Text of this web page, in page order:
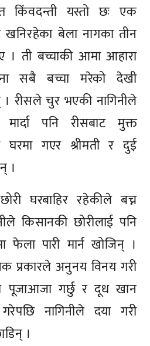
किंवदन्ती यस्तो छः एक
बेला नागका तीन
। ती बच्चाकी आमा आहारा
सबै बच्चा मरेको देखी
रीसले चुर भएकी नागिनीले
पनि रीसबाट मुक्त
गएर श्रीमती र दुई
।
घरबाहिर रहेकीले बच्न
किसानकी छोरीलाई पनि
फेला पारी मार्न खोजिन् ।
प्रकारले अनुनय विनय गरी
पूजाआजा गर्छु र दूध खान
नागिनीले दया गरी
।